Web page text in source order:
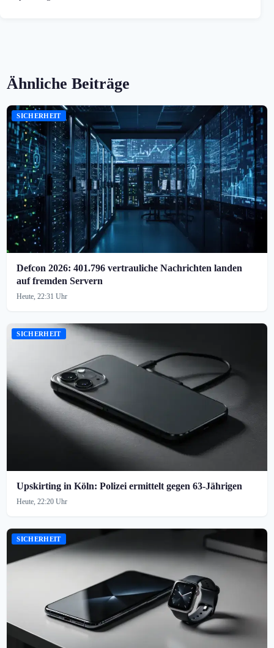
Ähnliche Beiträge
SICHERHEIT
Defcon 2026: 401.796 vertrauliche Nachrichten landen
auf fremden Servern
Heute, 22:31 Uhr
SICHERHEIT
Upskirting in Köln: Polizei ermittelt gegen 63-Jährigen
Heute, 22:20 Uhr
SICHERHEIT